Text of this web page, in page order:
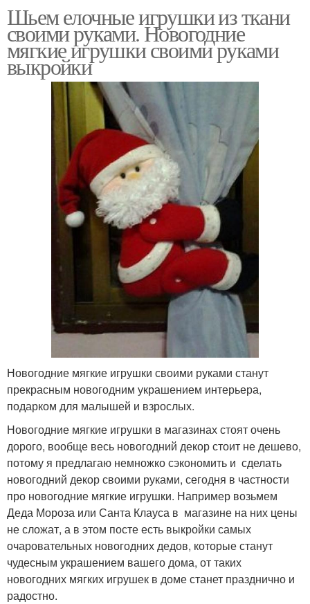
Шьем елочные игрушки из ткани
своими руками. Новогодние
мягкие игрушки своими руками
выкройки
Новогодние мягкие игрушки своими руками станут
прекрасным новогодним украшением интерьера,
подарком для малышей и взрослых.
Новогодние мягкие игрушки в магазинах стоят очень
дорого, вообще весь новогодний декор стоит не дешево,
потому я предлагаю немножко сэкономить и сделать
новогодний декор своими руками, сегодня в частности
про новогодние мягкие игрушки. Например возьмем
Деда Мороза или Санта Клауса в магазине на них цены
не сложат, а в этом посте есть выкройки самых
очаровательных новогодних дедов, которые станут
чудесным украшением вашего дома, от таких
новогодних мягких игрушек в доме станет празднично и
радостно.